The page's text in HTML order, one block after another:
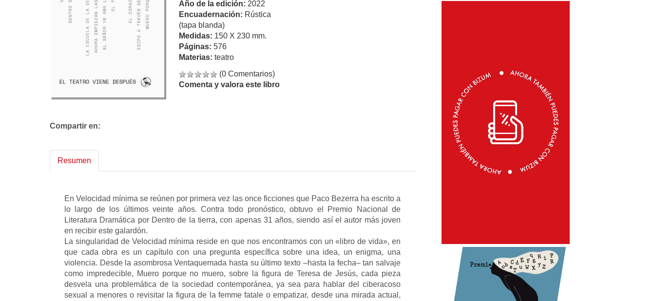
Año de la edición: 2022
Encuadernación: Rústica
(tapa blanda)
Medidas: 150 X 230 mm.
Páginas: 576
Materias: teatro
(0 Comentarios)
Comenta y valora este libro
Compartir en:
Resumen
En Velocidad mínima se reúnen por primera vez las once ficciones que Paco Bezerra ha escrito a
lo largo de los últimos veinte años. Contra todo pronóstico, obtuvo el Premio Nacional de
Literatura Dramática por Dentro de la tierra, con apenas 31 años, siendo así el autor más joven
en recibir este galardón.
La singularidad de Velocidad mínima reside en que nos encontramos con un «libro de vida», en
que cada obra es un capítulo con una pregunta específica sobre una idea, un enigma, una
violencia. Desde la asombrosa Ventaquemada hasta su último texto –hasta la fecha– tan salvaje
como impredecible, Muero porque no muero, sobre la figura de Teresa de Jesús, cada pieza
desvela una problemática de la sociedad contemporánea, ya sea para hablar del ciberacoso
sexual a menores o revisitar la figura de la femme fatale o empatizar, desde una mirada actual,